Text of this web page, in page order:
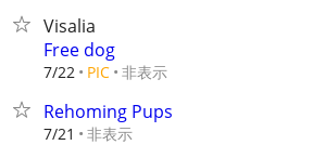
Visalia
Free dog
7/22 PIC 非表示
Rehoming Pups
7/21 非表示